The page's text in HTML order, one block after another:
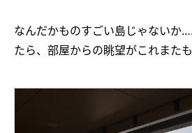
なんだかものすごい島じゃないか
たら、部屋からの眺望がこれまた